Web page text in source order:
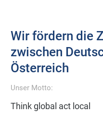
Wir fördern die
zwischen
Österreich
Unser Motto:
Think global act local